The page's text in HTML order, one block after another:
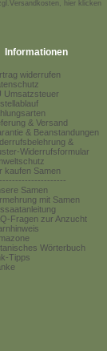
hier klicken
Informationen
widerrufen
Umsatzsteuer
& Versand
& Beanstandungen
&
Widerrufsformular
kaufen Samen
Samen
mit Samen
Fragen zur Anzucht
Wörterbuch
Tipps